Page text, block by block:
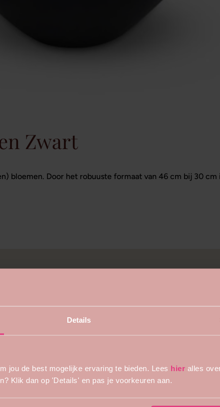
Details
jou de best mogelijke ervaring te bieden. Lees hier alles
Klik dan op 'Details' en pas je voorkeuren aan.
Zwart
bloemen. Door het robuuste formaat van 46 cm bij 30
ook mooi..